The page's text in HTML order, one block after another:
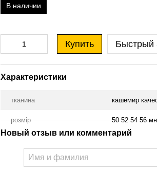
В наличии
Купить Быстрый
Характеристики
тканина кашемир
розмір 50 52 54 56
Новый отзыв или комментарий